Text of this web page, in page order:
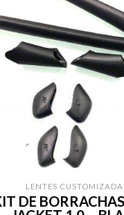
LENTES
DE